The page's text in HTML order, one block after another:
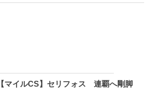
【マイルCS】セリフォス 連覇へ剛脚